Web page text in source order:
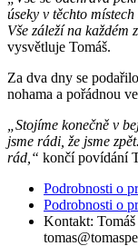
úseky v těchto
Vše záleží na každém
vysvětluje Tomáš.
Za dva dny se
nohama a pořádnou
„Stojíme konečně v
jsme rádi, že jsme
rád,“ končí povídání
Podrobnosti o
Podrobnosti o
Kontakt: